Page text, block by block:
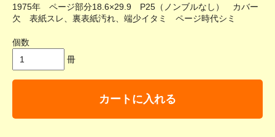
1975年 ページ部分18.6×29.9 P25（ノンブルなし） カバー
欠 表紙スレ、裏表紙汚れ、端少イタミ ページ時代シミ
個数
冊
カートに入れる